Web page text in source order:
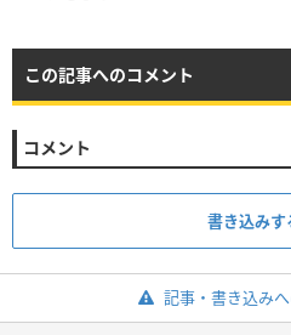
この記事へのコメント
コメント
書き込みす
記事・書き込み